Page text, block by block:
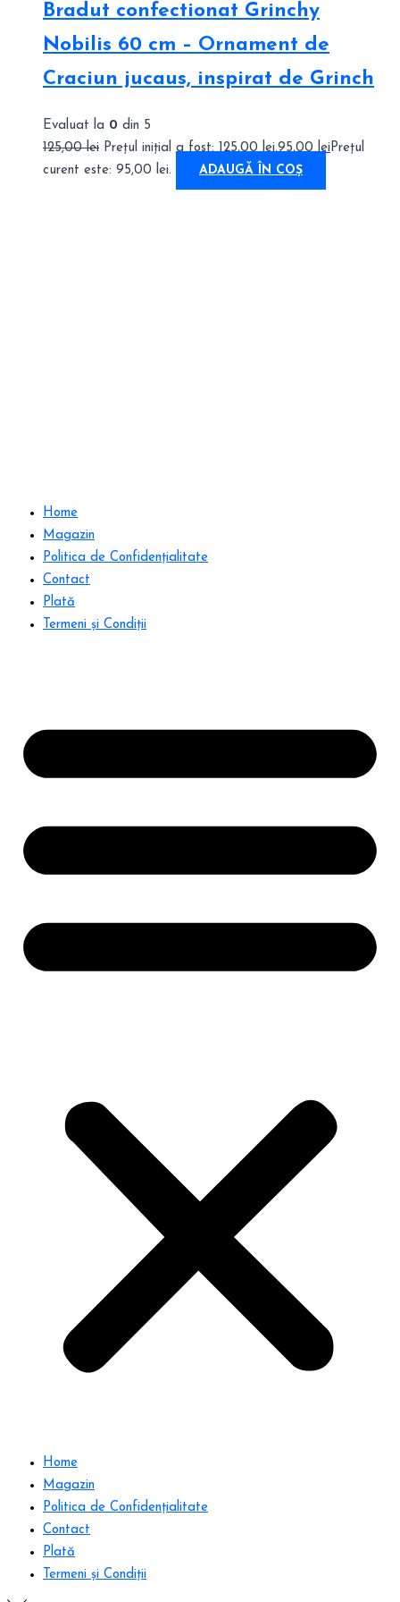
Bradut confectionat Grinchy
Nobilis 60 cm – Ornament de
Craciun jucaus, inspirat de Grinch
Evaluat la 0 din 5
125,00lei Prețul inițial a fost: 125,00 lei.95,00leiPrețul
curent este: 95,00 lei.
ADAUGĂ ÎN COȘ
Home
Magazin
Politica de Confidențialitate
Contact
Plată
Termeni și Condiții
Home
Magazin
Politica de Confidențialitate
Contact
Plată
Termeni și Condiții